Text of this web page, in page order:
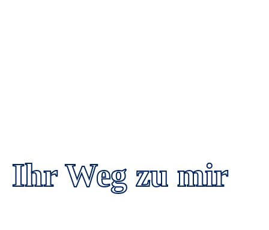
Ihr Weg zu mir